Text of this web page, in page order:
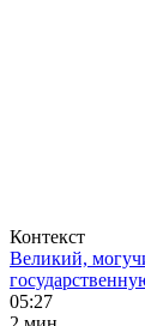
Контекст
Великий,
05:27